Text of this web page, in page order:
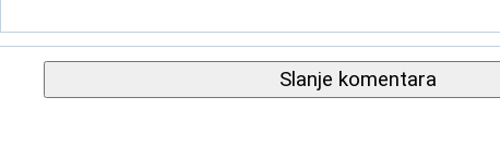
Slanje komentara